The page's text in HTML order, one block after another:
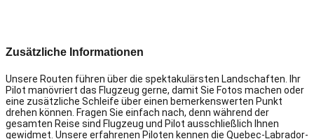
Zusätzliche Informationen
Unsere Routen führen über die spektakulärsten Landschaften. Ihr
Pilot manövriert das Flugzeug gerne, damit Sie Fotos machen oder
eine zusätzliche Schleife über einen bemerkenswerten Punkt
drehen können. Fragen Sie einfach nach, denn während der
gesamten Reise sind Flugzeug und Pilot ausschließlich Ihnen
gewidmet. Unsere erfahrenen Piloten kennen die Quebec-Labrador-